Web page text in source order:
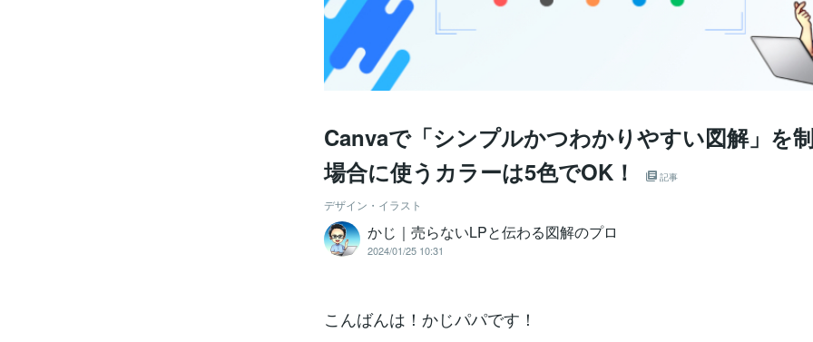
Canvaで「シンプルかつわかりやすい図解」を
場合に使うカラーは5色でOK！
記事
デザイン・イラスト
かじ｜売らないLPと伝わる図解のプロ
2024/01/25 10:31
こんばんは！かじパパです！